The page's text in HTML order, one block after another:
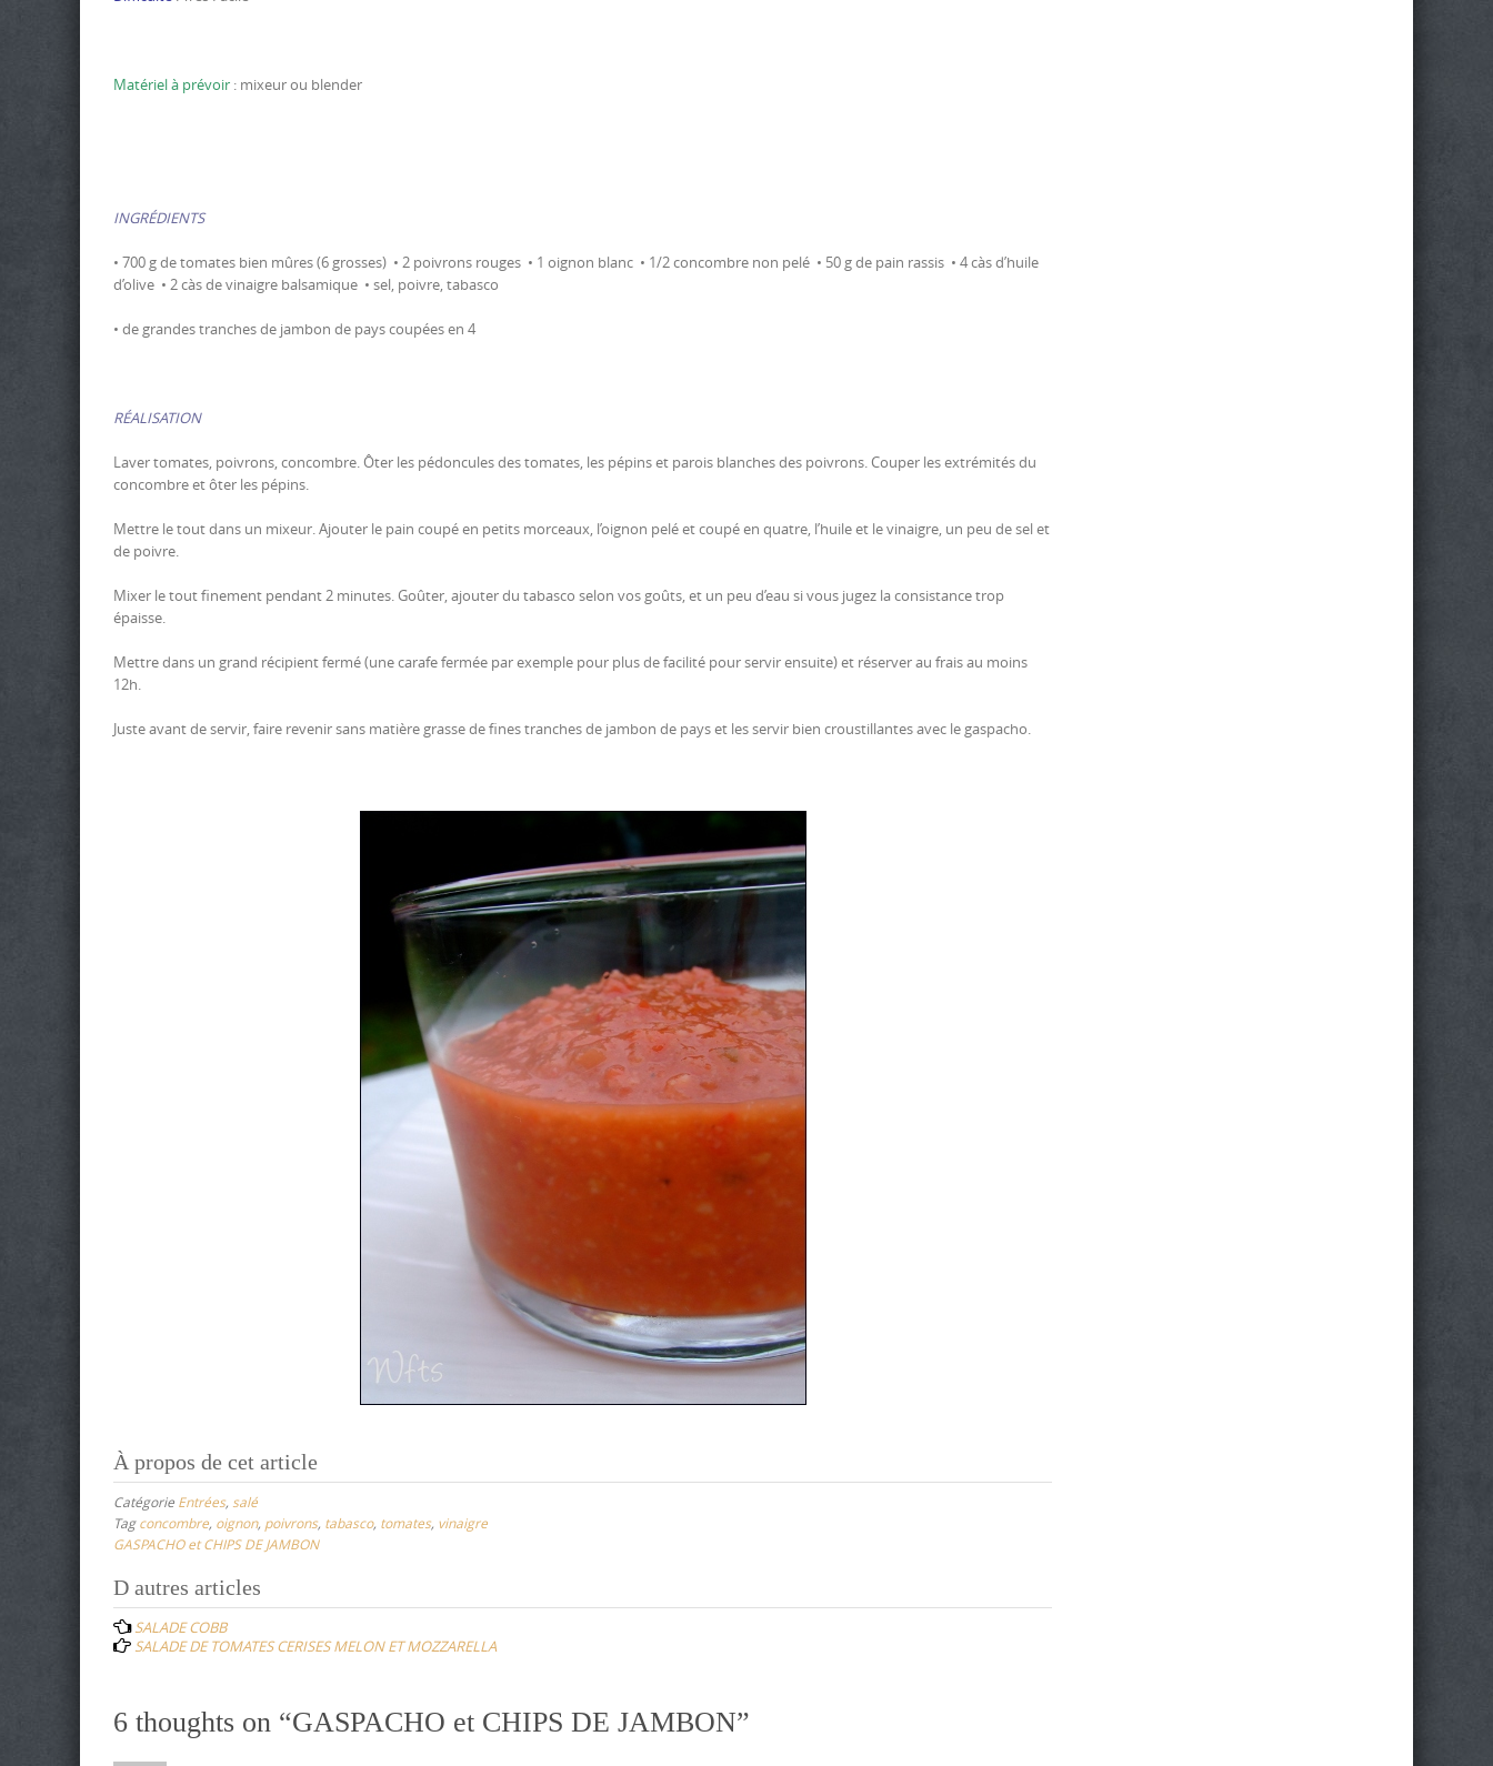
Matériel à prévoir : mixeur ou blender
INGRÉDIENTS
• 700 g de tomates bien mûres (6 grosses) • 2 poivrons rouges • 1 oignon blanc • 1/2 concombre non pelé • 50 g de pain rassis • 4 càs d’huile
d’olive • 2 càs de vinaigre balsamique • sel, poivre, tabasco
• de grandes tranches de jambon de pays coupées en 4
RÉALISATION
Laver tomates, poivrons, concombre. Ôter les pédoncules des tomates, les pépins et parois blanches des poivrons. Couper les extrémités du
concombre et ôter les pépins.
Mettre le tout dans un mixeur. Ajouter le pain coupé en petits morceaux, l’oignon pelé et coupé en quatre, l’huile et le vinaigre, un peu de sel et
de poivre.
Mixer le tout finement pendant 2 minutes. Goûter, ajouter du tabasco selon vos goûts, et un peu d’eau si vous jugez la consistance trop
épaisse.
Mettre dans un grand récipient fermé (une carafe fermée par exemple pour plus de facilité pour servir ensuite) et réserver au frais au moins
12h.
Juste avant de servir, faire revenir sans matière grasse de fines tranches de jambon de pays et les servir bien croustillantes avec le gaspacho.
À propos de cet article
Catégorie Entrées, salé
Tagconcombre, oignon, poivrons, tabasco, tomates, vinaigre
GASPACHO et CHIPS DE JAMBON
Post
navigation
D autres articles
SALADE COBB
SALADE DE TOMATES CERISES MELON ET MOZZARELLA
6 thoughts on “GASPACHO et CHIPS DE JAMBON”